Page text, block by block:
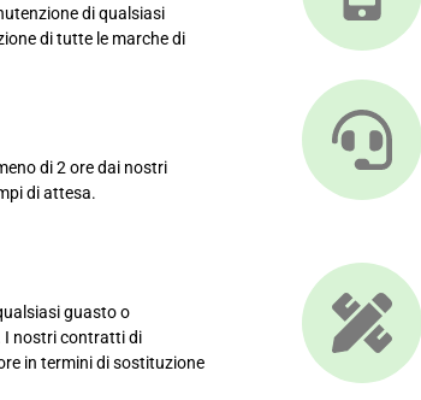
di qualsiasi
di tutte le marche di
di 2 ore dai nostri
di attesa.
guasto o
I nostri contratti di
in termini di sostituzione